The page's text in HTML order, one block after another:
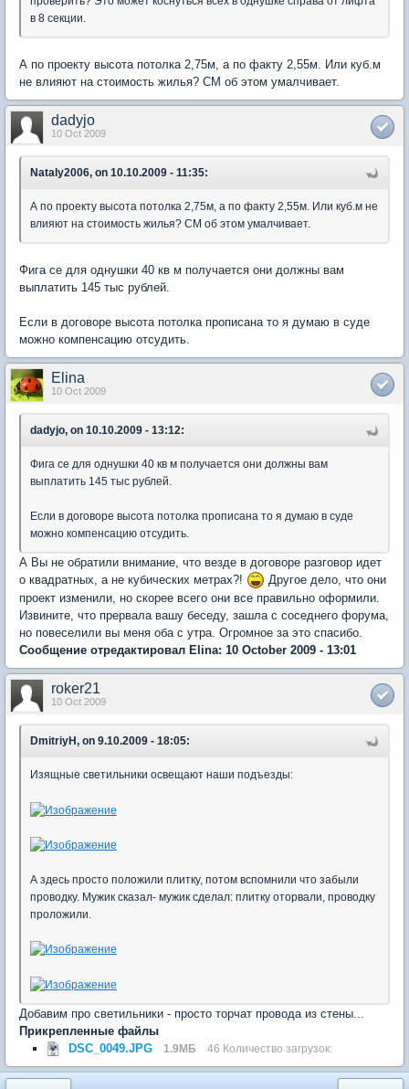
в 8 секции.
А по проекту высота потолка 2,75м, а по факту 2,55м. Или куб.м
не влияют на стоимость жилья? СМ об этом умалчивает.
dadyjo
10 Oct 2009
Nataly2006, on 10.10.2009 - 11:35:
А по проекту высота потолка 2,75м, а по факту 2,55м. Или куб.м не
влияют на стоимость жилья? СМ об этом умалчивает.
Фига се для однушки 40 кв м получается они должны вам
выплатить 145 тыс рублей.
Если в договоре высота потолка прописана то я думаю в суде
можно компенсацию отсудить.
Elina
10 Oct 2009
dadyjo, on 10.10.2009 - 13:12:
Фига се для однушки 40 кв м получается они должны вам
выплатить 145 тыс рублей.
Если в договоре высота потолка прописана то я думаю в суде
можно компенсацию отсудить.
А Вы не обратили внимание, что везде в договоре разговор идет
о квадратных, а не кубических метрах?!
Другое дело, что они
проект изменили, но скорее всего они все правильно оформили.
Извините, что прервала вашу беседу, зашла с соседнего форума,
но повеселили вы меня оба с утра. Огромное за это спасибо.
Сообщение отредактировал Elina: 10 October 2009 - 13:01
roker21
10 Oct 2009
DmitriyH, on 9.10.2009 - 18:05:
Изящные светильники освещают наши подъезды:
А здесь просто положили плитку, потом вспомнили что забыли
проводку. Мужик сказал- мужик сделал: плитку оторвали, проводку
проложили.
Добавим про светильники - просто торчат провода из стены...
Прикрепленные файлы
DSC_0049.JPG
1.9МБ 46 Количество загрузок: